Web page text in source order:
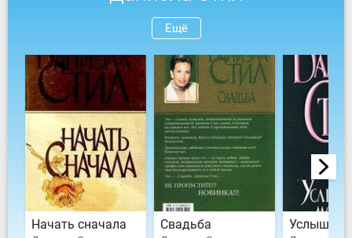
Ещё
Начать сначала Свадьба